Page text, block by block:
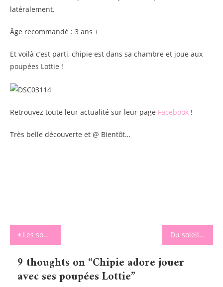
latéralement.
Âge recommandé : 3 ans +
Et voilà c’est parti, chipie est dans sa chambre et joue aux
poupées Lottie !
Retrouvez toute leur actualité sur leur page Facebook !
Très belle découverte et @ Bientôt…
Navigation
de
l’article
Les souvenirs qu’on regardent et qu’on partagent en famille avec Smartphoto! Du soleil et des légumes frais pour ensoleiller notre été avec Ensoleil’ade
9 thoughts on “Chipie adore jouer
avec ses poupées Lottie”